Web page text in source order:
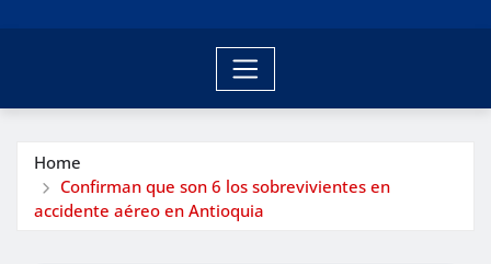
Home
Confirman que son 6 los sobrevivientes en
accidente aéreo en Antioquia